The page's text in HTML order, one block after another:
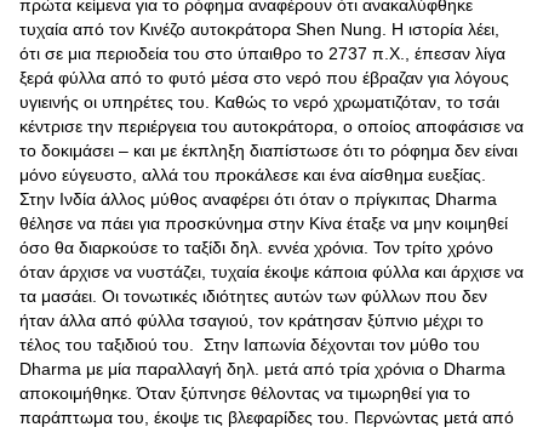
πρώτα κείμενα για το ρόφημα αναφέρουν ότι ανακαλύφθηκε
τυχαία από τον Κινέζο αυτοκράτορα Shen Nung. Η ιστορία λέει,
ότι σε μια περιοδεία του στο ύπαιθρο το 2737 π.Χ., έπεσαν λίγα
ξερά φύλλα από το φυτό μέσα στο νερό που έβραζαν για λόγους
υγιεινής οι υπηρέτες του. Καθώς το νερό χρωματιζόταν, το τσάι
κέντρισε την περιέργεια του αυτοκράτορα, ο οποίος αποφάσισε να
το δοκιμάσει – και με έκπληξη διαπίστωσε ότι το ρόφημα δεν είναι
μόνο εύγευστο, αλλά του προκάλεσε και ένα αίσθημα ευεξίας.
Στην Ινδία άλλος μύθος αναφέρει ότι όταν ο πρίγκιπας Dharma
θέλησε να πάει για προσκύνημα στην Κίνα έταξε να μην κοιμηθεί
όσο θα διαρκούσε το ταξίδι δηλ. εννέα χρόνια. Τον τρίτο χρόνο
όταν άρχισε να νυστάζει, τυχαία έκοψε κάποια φύλλα και άρχισε να
τα μασάει. Οι τονωτικές ιδιότητες αυτών των φύλλων που δεν
ήταν άλλα από φύλλα τσαγιού, τον κράτησαν ξύπνιο μέχρι το
τέλος του ταξιδιού του. Στην Ιαπωνία δέχονται τον μύθο του
Dharma με μία παραλλαγή δηλ. μετά από τρία χρόνια ο Dharma
αποκοιμήθηκε. Όταν ξύπνησε θέλοντας να τιμωρηθεί για το
παράπτωμα του, έκοψε τις βλεφαρίδες του. Περνώντας μετά από